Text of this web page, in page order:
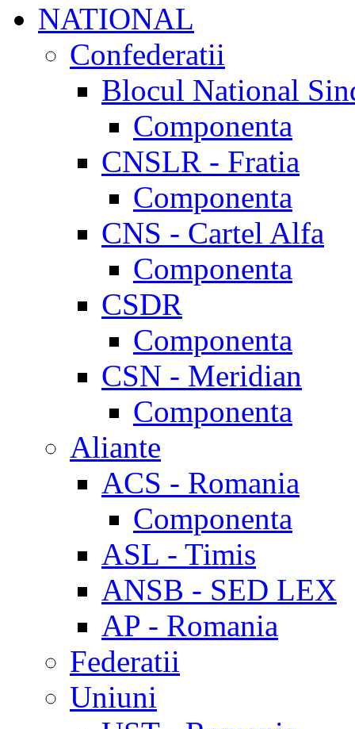
NATIONAL
Confederatii
Blocul National
Componenta
CNSLR - Fratia
Componenta
CNS - Cartel Alfa
Componenta
CSDR
Componenta
CSN - Meridian
Componenta
Aliante
ACS - Romania
Componenta
ASL - Timis
ANSB - SED LEX
AP - Romania
Federatii
Uniuni